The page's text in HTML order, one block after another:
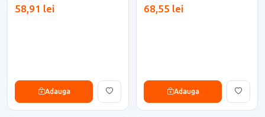
58,91 lei
Adauga
68,55 lei
Adauga